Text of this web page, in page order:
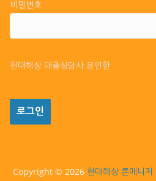
비밀번호
현대해상 대출상담사 윤인한
Copyright © 2026 현대해상 론매니저